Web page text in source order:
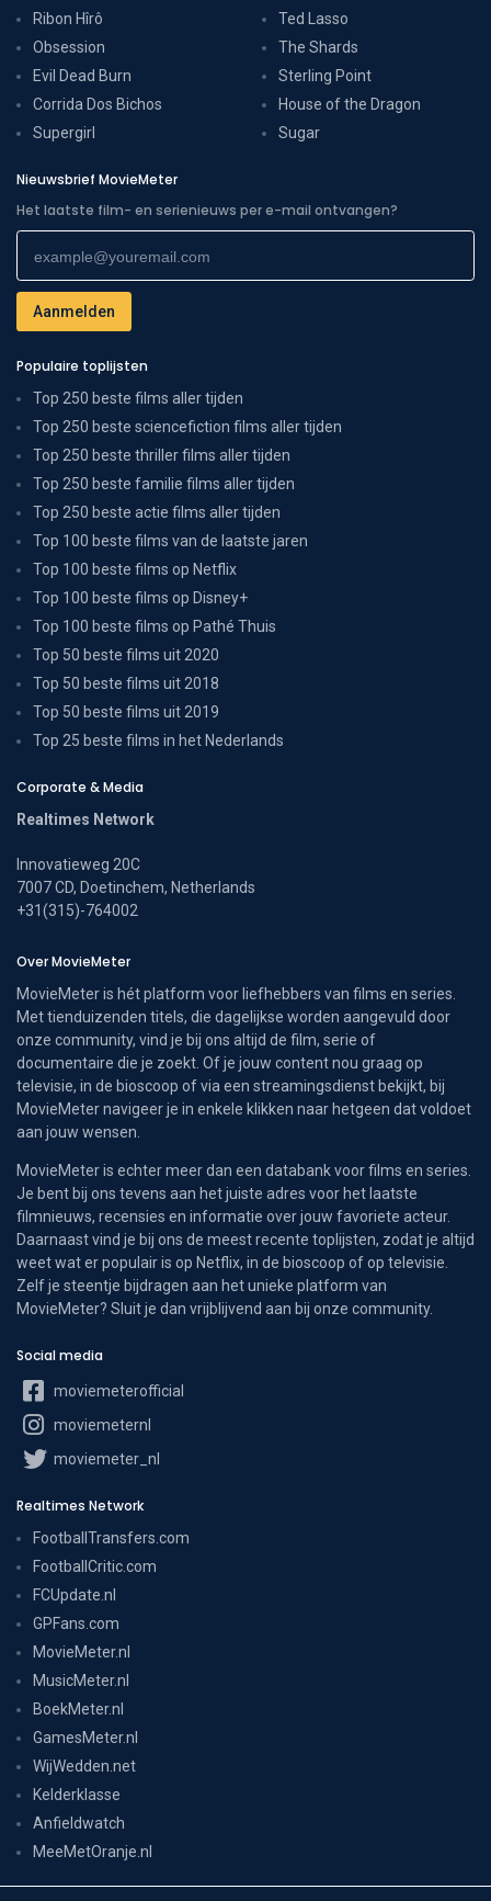
Ribon Hîrô
Obsession
Evil Dead Burn
Corrida Dos Bichos
Supergirl
Ted Lasso
The Shards
Sterling Point
House of the Dragon
Sugar
Nieuwsbrief MovieMeter
Het laatste film- en serienieuws per e-mail ontvangen?
Populaire toplijsten
Top 250 beste films aller tijden
Top 250 beste sciencefiction films aller tijden
Top 250 beste thriller films aller tijden
Top 250 beste familie films aller tijden
Top 250 beste actie films aller tijden
Top 100 beste films van de laatste jaren
Top 100 beste films op Netflix
Top 100 beste films op Disney+
Top 100 beste films op Pathé Thuis
Top 50 beste films uit 2020
Top 50 beste films uit 2018
Top 50 beste films uit 2019
Top 25 beste films in het Nederlands
Corporate & Media
Realtimes Network
Innovatieweg 20C
7007 CD, Doetinchem, Netherlands
+31(315)-764002
Over MovieMeter
MovieMeter is hét platform voor liefhebbers van films en series.
Met tienduizenden titels, die dagelijkse worden aangevuld door
onze community, vind je bij ons altijd de film, serie of
documentaire die je zoekt. Of je jouw content nou graag op
televisie, in de bioscoop of via een streamingsdienst bekijkt, bij
MovieMeter navigeer je in enkele klikken naar hetgeen dat voldoet
aan jouw wensen.
MovieMeter is echter meer dan een databank voor films en series.
Je bent bij ons tevens aan het juiste adres voor het laatste
filmnieuws, recensies en informatie over jouw favoriete acteur.
Daarnaast vind je bij ons de meest recente toplijsten, zodat je altijd
weet wat er populair is op Netflix, in de bioscoop of op televisie.
Zelf je steentje bijdragen aan het unieke platform van
MovieMeter? Sluit je dan vrijblijvend aan bij onze community.
Social media
moviemeterofficial
moviemeternl
moviemeter_nl
Realtimes Network
FootballTransfers.com
FootballCritic.com
FCUpdate.nl
GPFans.com
MovieMeter.nl
MusicMeter.nl
BoekMeter.nl
GamesMeter.nl
WijWedden.net
Kelderklasse
Anfieldwatch
MeeMetOranje.nl